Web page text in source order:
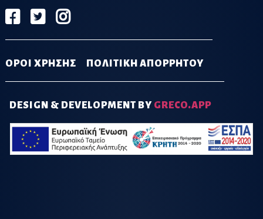
ΟΡΟΙ ΧΡΗΣΗΣ ΠΟΛΙΤΙΚΗ ΑΠΟΡΡΗΤΟΥ
DESIGN & DEVELOPMENT BY GRECO.APP